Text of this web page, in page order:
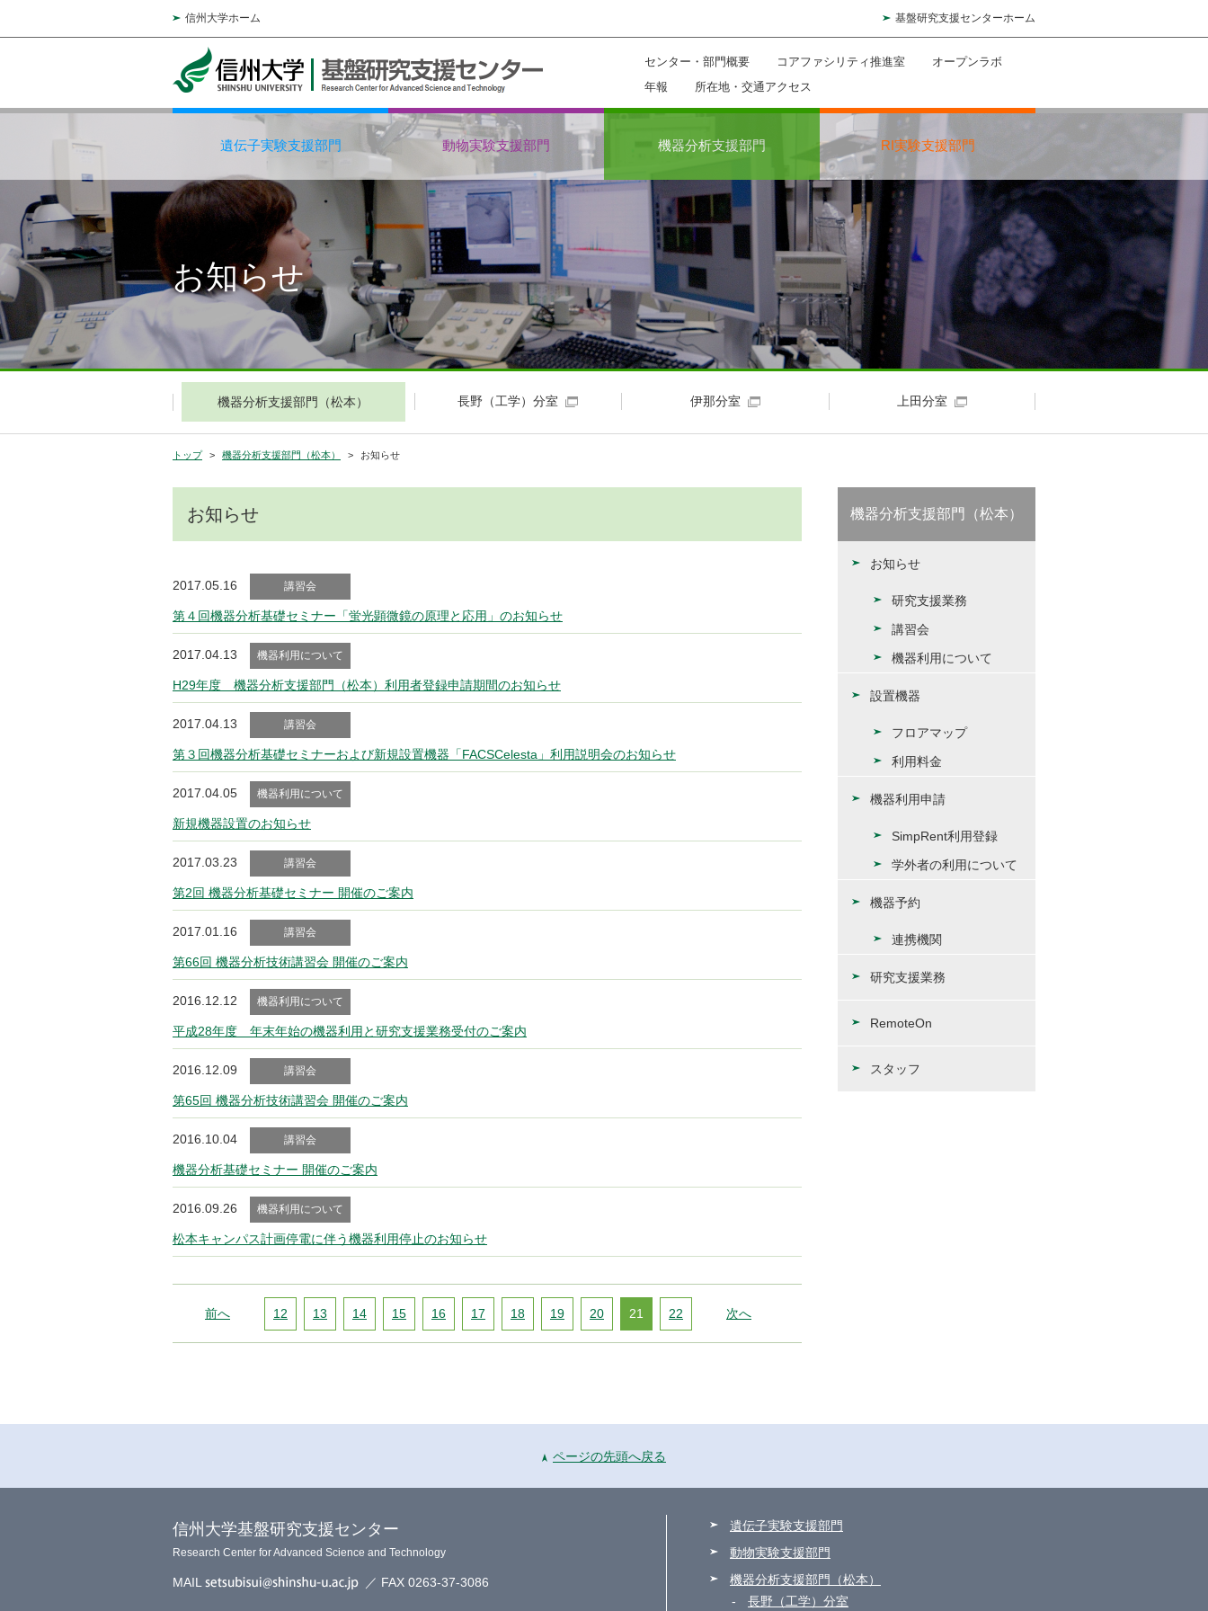
信州大学ホーム 基盤研究支援センターホーム
センター・部門概要 コアファシリティ推進室
オープンラボ
年報
所在地・交通アクセス
お知らせ
遺伝子実験支援部門 動物実験支援部門 機器分析支援部門 RI実験支援部門
機器分析支援部門（松本） 長野（工学）分室 伊那分室 上田分室
トップ 機器分析支援部門（松本） お知らせ
お知らせ
2017.05.16 講習会
第４回機器分析基礎セミナー「蛍光顕微鏡の原理と応用」のお知らせ
2017.04.13 機器利用について
H29年度 機器分析支援部門（松本）利用者登録申請期間のお知らせ
2017.04.13 講習会
第３回機器分析基礎セミナーおよび新規設置機器「FACSCelesta」利用説明会のお知らせ
2017.04.05 機器利用について
新規機器設置のお知らせ
2017.03.23 講習会
第2回 機器分析基礎セミナー 開催のご案内
2017.01.16 講習会
第66回 機器分析技術講習会 開催のご案内
2016.12.12 機器利用について
平成28年度 年末年始の機器利用と研究支援業務受付のご案内
2016.12.09 講習会
第65回 機器分析技術講習会 開催のご案内
2016.10.04 講習会
機器分析基礎セミナー 開催のご案内
2016.09.26 機器利用について
松本キャンパス計画停電に伴う機器利用停止のお知らせ
前へ 12 13 14 15 16 17 18 19 20 21 22 次へ
機器分析支援部門（松本）
お知らせ
研究支援業務
講習会
機器利用について
設置機器
フロアマップ
利用料金
機器利用申請
SimpRent利用登録
学外者の利用について
機器予約
連携機関
研究支援業務
RemoteOn
スタッフ
ページの先頭へ戻る
信州大学基盤研究支援センター
Research Center for Advanced Science and Technology
MAIL ／ FAX 0263-37-3086
遺伝子実験支援部門
動物実験支援部門
機器分析支援部門（松本）
長野（工学）分室